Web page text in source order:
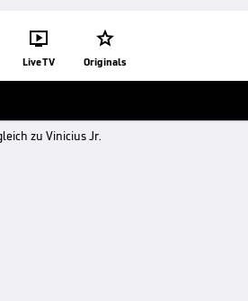

Live TV

Originals
zu Vinicius Jr.